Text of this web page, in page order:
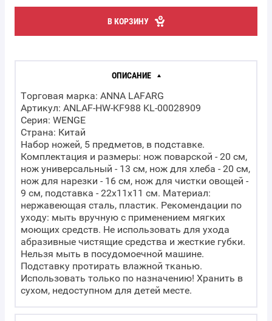
В КОРЗИНУ
ОПИСАНИЕ
Торговая марка: ANNA LAFARG
Артикул: ANLAF-HW-KF988 KL-00028909
Серия: WENGE
Страна: Китай
Набор ножей, 5 предметов, в подставке.
Комплектация и размеры: нож поварской - 20 см,
нож универсальный - 13 см, нож для хлеба - 20 см,
нож для нарезки - 16 см, нож для чистки овощей -
9 см, подставка - 22х11х11 см. Материал:
нержавеющая сталь, пластик. Рекомендации по
уходу: мыть вручную с применением мягких
моющих средств. Не использовать для ухода
абразивные чистящие средства и жесткие губки.
Нельзя мыть в посудомоечной машине.
Подставку протирать влажной тканью.
Использовать только по назначению! Хранить в
сухом, недоступном для детей месте.